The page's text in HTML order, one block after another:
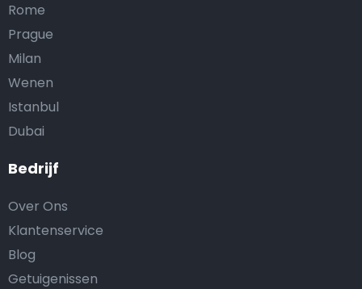
Bedrijf
Over Ons
Klantenservice
Blog
Getuigenissen
Rome
Prague
Milan
Wenen
Istanbul
Dubai